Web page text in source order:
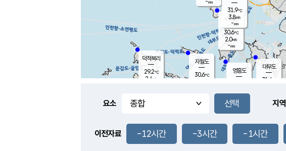
풍도
1.2m/s
무의도
30.6℃
2.0m/s
-mm
영흥도
자월도
30.6℃
mm
대부도
31.6
-
덕적북리
29.2℃
2.4 m/s
31.9℃
3.8m/s
-mm
요소 지역
이전자료 -12시간 -3시간 -1시간